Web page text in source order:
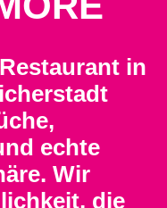
in
echte
Wir
die